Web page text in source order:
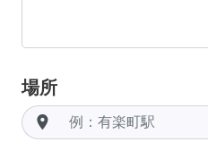
場所
room